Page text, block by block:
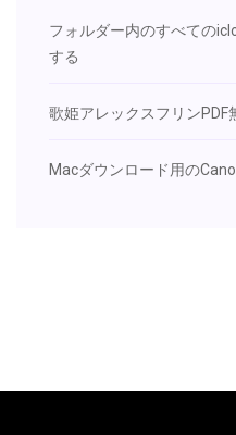
フォルダー内のすべての
する
歌姫アレックスフリンPDF
Macダウンロード用の